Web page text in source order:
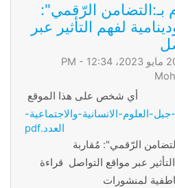
الرّقمي":
لفهم التأثير عبر
أي شخص على هذا الموقع
جيل-العلوم-الانسانية-والاجتماعية-
العدد.pdf
الرّقمي": مُقاربة
عبر مواقع التواصل قراءة
لمنشورات